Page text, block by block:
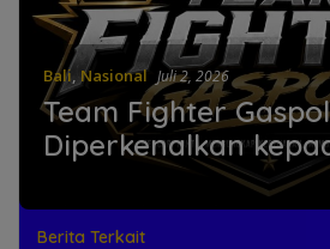
Bali Nasional Juli 2, 2026
Team Fighter
Diperkenalkan
Berita Terkait